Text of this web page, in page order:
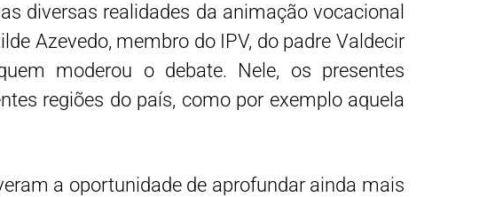
diversas realidades da animação vocacional
Azevedo, membro do IPV, do padre Valdecir
moderou o debate. Nele, os presentes
regiões do país, como por exemplo aquela
a oportunidade de aprofundar ainda mais